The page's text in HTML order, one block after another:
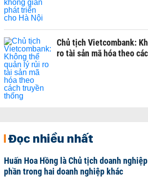
Chủ tịch Vietcombank:
ro tài sản mã hóa theo
Đọc nhiều nhất
Huấn Hoa Hồng là Chủ tịch doanh
phần trong hai doanh nghiệp khác